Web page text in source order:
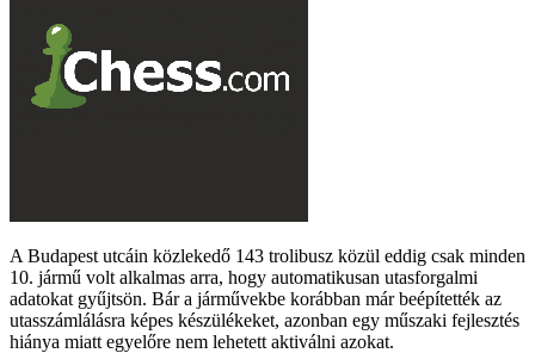
A Budapest utcáin közlekedő 143 trolibusz közül eddig csak minden
10. jármű volt alkalmas arra, hogy automatikusan utasforgalmi
adatokat gyűjtsön. Bár a járművekbe korábban már beépítették az
utasszámlálásra képes készülékeket, azonban egy műszaki fejlesztés
hiánya miatt egyelőre nem lehetett aktiválni azokat.